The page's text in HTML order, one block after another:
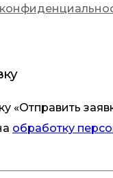
«Отправить
обработку